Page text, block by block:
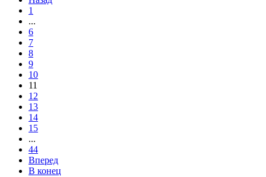
1
...
6
7
8
9
10
11
12
13
14
15
...
44
Вперед
В конец